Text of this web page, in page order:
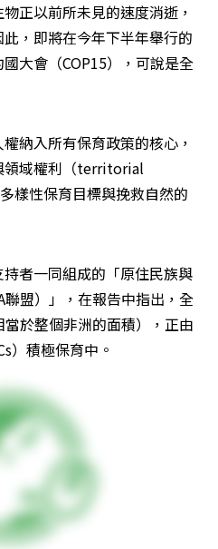
正以前所未見的速度消逝，
，即將在今年下半年舉行的
大會（COP15），可說是全
納入所有保育政策的核心，
領域權利（territorial
樣性保育目標與挽救自然的
者一同組成的「原住民族與
盟）」，在報告中指出，全
於整個非洲的面積），正由
）積極保育中。